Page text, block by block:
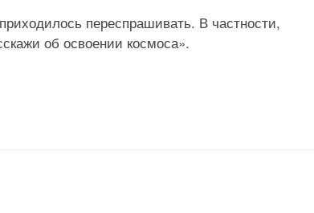
переспрашивать. В частности,
об освоении космоса».